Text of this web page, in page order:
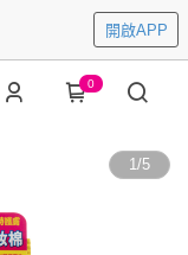
開啟APP
0
1/5